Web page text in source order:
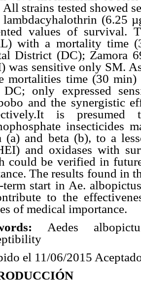
All strains tested showed
lambdacyhalothrin (6.25
values of survival.
with a mortality time
District (DC); Zamora
was sensitive only SM.
mortalities time (30 min)
only expressed
and the synergistic
is
insecticides
(a) and beta (b), to a
and oxidases with
could be verified in
The results found in
term start in Ae.
to the
of medical importance.
Aedes
el 11/06/2015